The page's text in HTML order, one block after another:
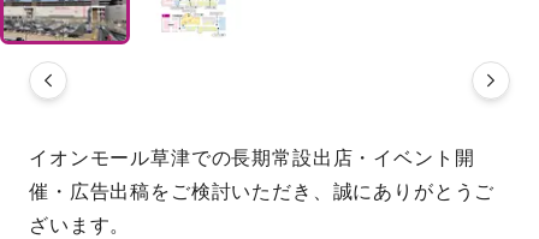
イオンモール草津での長期常設出店・イベント開
催・広告出稿をご検討いただき、誠にありがとうご
ざいます。